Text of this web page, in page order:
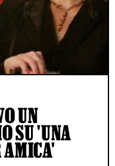
UN
SU 'UNA